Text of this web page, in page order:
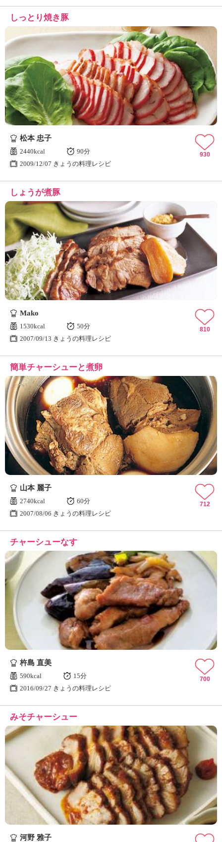
しっとり焼き豚
松本 忠子
2440kcal
90分
2009/12/07 きょうの料理レシピ
930
しょうが煮豚
Mako
1530kcal
50分
2007/09/13 きょうの料理レシピ
810
簡単チャーシューと煮卵
山本 麗子
2740kcal
60分
2007/08/06 きょうの料理レシピ
712
チャーシューなす
杵島 直美
590kcal
15分
2016/09/27 きょうの料理レシピ
700
みそチャーシュー
河野 雅子